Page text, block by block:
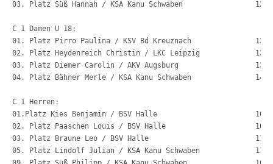
03. Platz Süß Hannah /
C 1 Damen U 18:
01. Platz Pirro Paulina /
02. Platz Heydenreich
03. Platz Diemer Carolin / AKV Augsburg
04. Platz Bähner Merle / KSA Kanu Schwaben
C 1 Herren:
01.Platz Kies
02. Platz Paaschen
03. Platz Braune Leo
05. Platz Lindolf Julian /